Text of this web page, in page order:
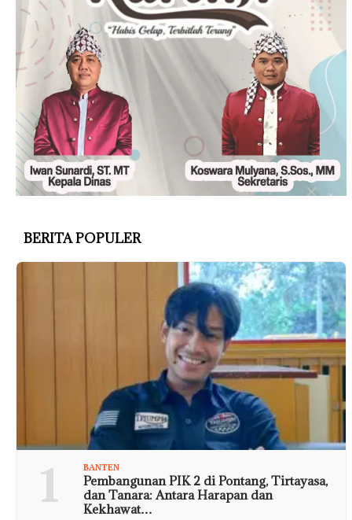
BERITA POPULER
1 BANTEN
Pembangunan PIK 2 di Pontang, Tirtayasa,
dan Tanara: Antara Harapan dan
Kekhawat…